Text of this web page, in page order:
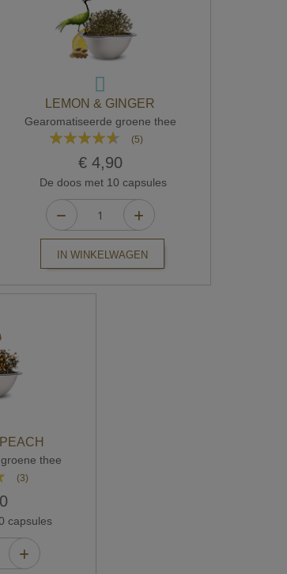
LEMON & GINGER
Gearomatiseerde groene thee
Waardering:
(5)
€ 4,90
De doos met 10 capsules
IN WINKELWAGEN
thee
(3)
capsules